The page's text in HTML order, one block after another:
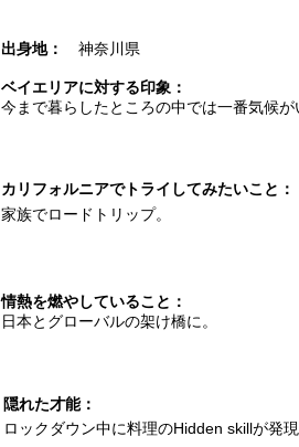
出身地： 神奈川県
ベイエリアに対する印象：
今まで暮らしたところの中では一番気候が
カリフォルニアでトライしてみたいこと：
家族でロードトリップ。
情熱を燃やしていること：
日本とグローバルの架け橋に。
隠れた才能：
ロックダウン中に料理のHidden skillが発